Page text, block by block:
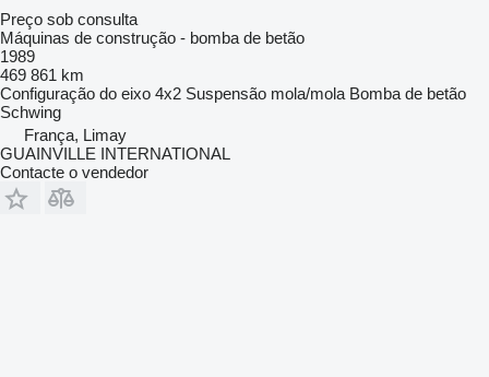
Preço sob consulta
Máquinas de construção - bomba de betão
1989
469 861 km
Configuração do eixo 4x2 Suspensão mola/mola Bomba de betão
Schwing
França, Limay
GUAINVILLE INTERNATIONAL
Contacte o vendedor